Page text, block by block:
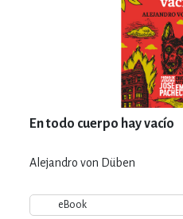
En todo cuerpo hay vacío
Alejandro von Düben
eBook